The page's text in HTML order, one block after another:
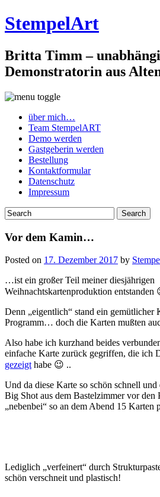
StempelArt
Britta Timm –
Demonstratorin aus
über mich…
Team StempelART
Demo werden
Gastgeberin werden
Bestellung
Kontaktformular
Datenschutz
Impressum
Vor dem Kamin…
Posted on 17. Dezember 2017 by
…ist ein großer Teil meiner diesjährigen
Weihnachtskartenproduktion
Denn „eigentlich“ stand ein gemütlicher
Programm… doch die Karten mußten
Also habe ich kurzhand beides
einfache Karte zurück gegriffen, die ich
gezeigt habe 😉 ..
Und da diese Karte so schön schnell
Big Shot aus dem Bastelzimmer vor den
„nebenbei“ so an dem Abend 15
Lediglich „verfeinert“ durch
schön verschneit und plastisch!